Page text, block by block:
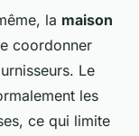
la maison
coordonner
Le
les
ce qui limite